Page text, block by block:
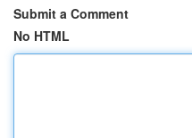
Submit a Comment
No HTML